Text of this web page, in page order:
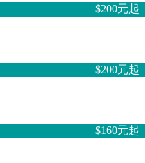
$200元起
$200元起
$160元起